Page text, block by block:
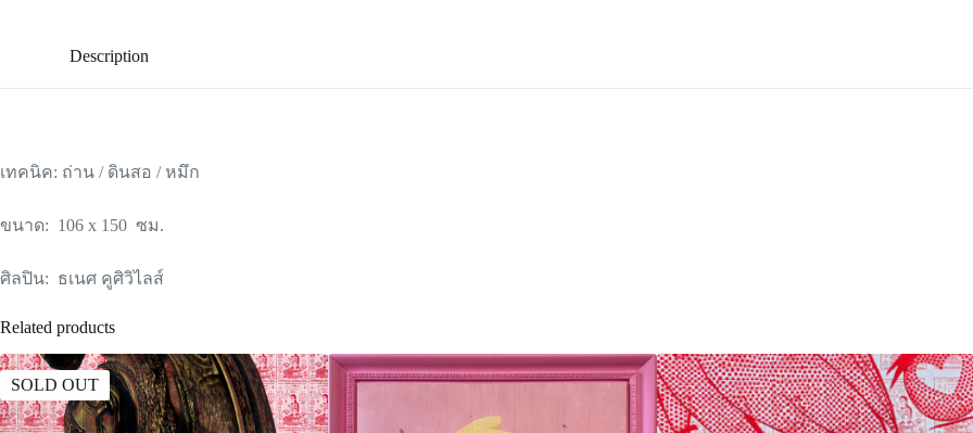
Description
เทคนิค: ถ่าน / ดินสอ / หมึก
ขนาด: 106 x 150 ซม.
ศิลปิน: ธเนศ คูศิวิไลส์
Related products
SOLD OUT